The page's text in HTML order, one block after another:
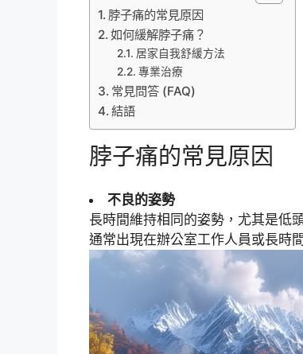
脖子痛的常見原因
如何緩解脖子痛？
居家自我舒緩方法
專業治療
常見問答 (FAQ)
結語
脖子痛的常見原因
不良的姿勢
長時間維持相同的姿勢，尤其是低
通常出現在辦公室工作人員或長時